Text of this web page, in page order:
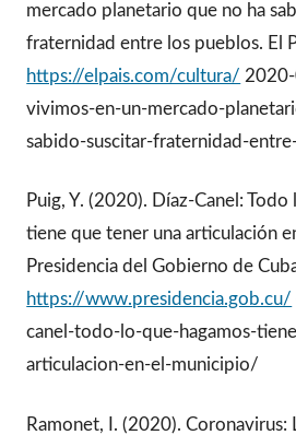
mercado planetario que no ha
fraternidad entre los pueblos. El
https://elpais.com/cultura/
vivimos-en-un-mercado-
sabido-suscitar-fraternidad-
Puig, Y. (2020). Díaz-Canel: Todo
tiene que tener una articulación
Presidencia del Gobierno de
https://www.presidencia.gob.cu/
canel-todo-lo-que-hagamos-
articulacion-en-el-municipio/
Ramonet, I. (2020). Coronavirus: